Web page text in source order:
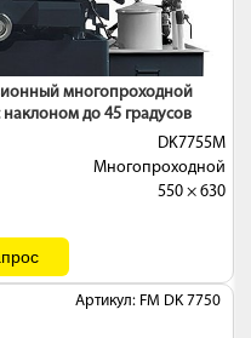
многопроходной
до 45 градусов
DK7755М
Многопроходной
550 × 630
Артикул: FM DK 7750